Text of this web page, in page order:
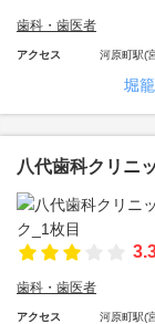
歯科・歯医者
アクセス 河原町駅(
堀
八代歯科クリニ
歯科・歯医者
アクセス
河原町駅(